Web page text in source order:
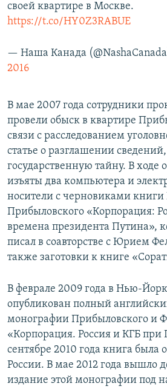
своей квартире в Москве.
https://t.co/HY0Z3RABUE
— Наша Канада
2016
В мае 2007 года сотрудники
провели обыск в квартире
связи с расследованием
статье о разглашении
государственную тайну. В ходе
изъяты два компьютера и
носители с черновиками
Прибыловского «Корпорация:
времена президента Путина»,
писал в соавторстве с Юрием
также заготовки к книге
В феврале 2009 года в Нью-
опубликован полный
монографии Прибыловского и
«Корпорация. Россия и КГБ при
сентябре 2010 года книга была
России. В мае 2012 года вышло
издание этой монографии под